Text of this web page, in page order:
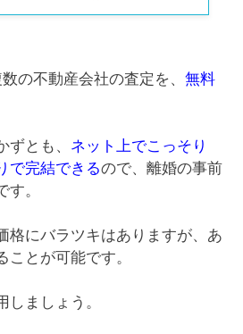
の不動産会社の査定を、 無料
ずとも、 ネット上でこっそり
で完結できるので、離婚の事前
。
格にバラツキはありますが、あ
ことが可能です。
ましょう。